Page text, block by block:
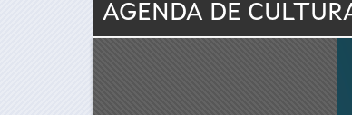
encuentra
AGENDA DE